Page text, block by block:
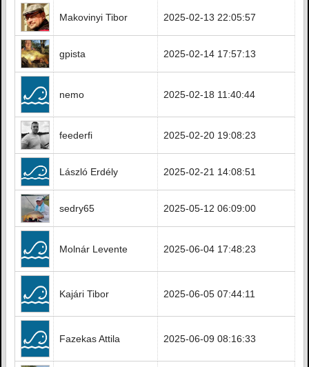
Makovinyi Tibor 2025-02-13 22:05:57
gpista 2025-02-14 17:57:13
nemo 2025-02-18 11:40:44
feederfi 2025-02-20 19:08:23
László Erdély 2025-02-21 14:08:51
sedry65 2025-05-12 06:09:00
Molnár Levente 2025-06-04 17:48:23
Kajári Tibor 2025-06-05 07:44:11
Fazekas Attila 2025-06-09 08:16:33